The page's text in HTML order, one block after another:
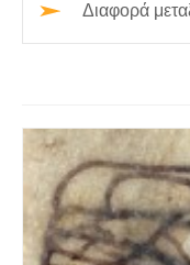
Διαφορά